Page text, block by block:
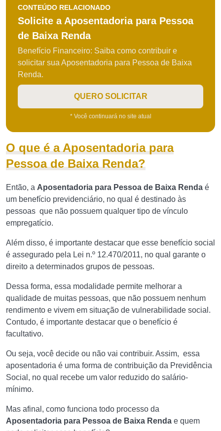
CONTEÚDO RELACIONADO
Solicite a Aposentadoria para Pessoa
de Baixa Renda
Benefício Financeiro: Saiba como contribuir e
solicitar sua Aposentadoria para Pessoa de Baixa
Renda.
QUERO SOLICITAR
* Você continuará no site atual
O que é a Aposentadoria para
Pessoa de Baixa Renda?
Então, a Aposentadoria para Pessoa de Baixa Renda é
um benefício previdenciário, no qual é destinado às
pessoas que não possuem qualquer tipo de vínculo
empregatício.
Além disso, é importante destacar que esse benefício social
é assegurado pela Lei n.º 12.470/2011, no qual garante o
direito a determinados grupos de pessoas.
Dessa forma, essa modalidade permite melhorar a
qualidade de muitas pessoas, que não possuem nenhum
rendimento e vivem em situação de vulnerabilidade social.
Contudo, é importante destacar que o benefício é
facultativo.
Ou seja, você decide ou não vai contribuir. Assim, essa
aposentadoria é uma forma de contribuição da Previdência
Social, no qual recebe um valor reduzido do salário-
mínimo.
Mas afinal, como funciona todo processo da
Aposentadoria para Pessoa de Baixa Renda e quem